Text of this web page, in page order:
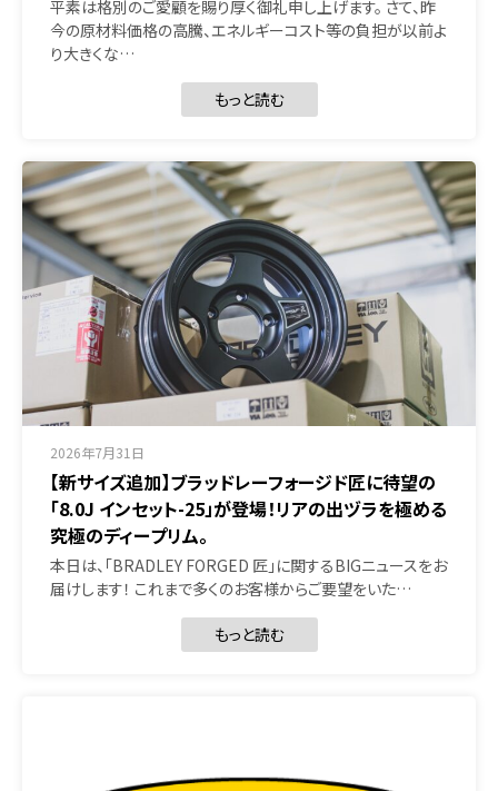
平素は格別のご愛顧を賜り厚く御礼申し上げます。 さて、昨
今の原材料価格の高騰、エネルギーコスト等の負担が以前よ
り大きくな…
もっと読む
2026年7月31日
【新サイズ追加】ブラッドレーフォージド匠に待望の
「8.0J インセット-25」が登場！リアの出ヅラを極める
究極のディープリム。
本日は、「BRADLEY FORGED 匠」に関するBIGニュースをお
届けします！ これまで多くのお客様からご要望をいた…
もっと読む